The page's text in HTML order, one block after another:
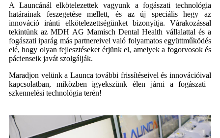
A Launcánál elkötelezettek vagyunk a fogászati ​​technológia
határainak feszegetése mellett, és az új speciális hegy az
innováció iránti elkötelezettségünket bizonyítja. Várakozással
tekintünk az MDH AG Mamisch Dental Health vállalattal és a
fogászati ​​iparág más partnereivel való folyamatos együttműködés
elé, hogy olyan fejlesztéseket érjünk el, amelyek a fogorvosok és
pácienseik javát szolgálják.
Maradjon velünk a Launca további frissítéseivel és innovációival
kapcsolatban, miközben igyekszünk élen járni a fogászati ​​
szkennelési technológia terén!